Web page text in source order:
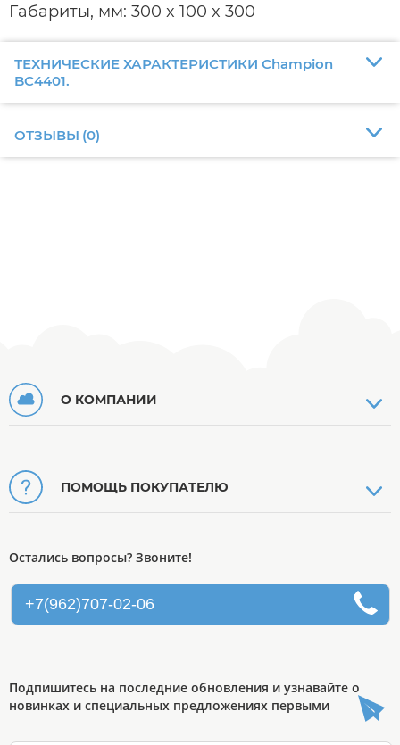
Габариты, мм: 300 x 100 x 300
ТЕХНИЧЕСКИЕ ХАРАКТЕРИСТИКИ Champion
BC4401.
ОТЗЫВЫ (0)
О КОМПАНИИ
ПОМОЩЬ ПОКУПАТЕЛЮ
Остались вопросы? Звоните!
+7(962)707-02-06
Подпишитесь на последние обновления и узнавайте о
новинках и специальных предложениях первыми